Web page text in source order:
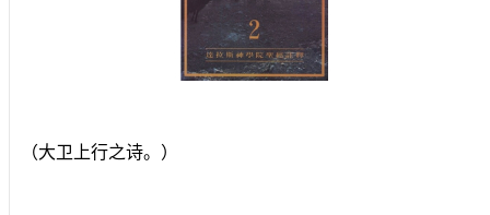
（大卫上行之诗。）